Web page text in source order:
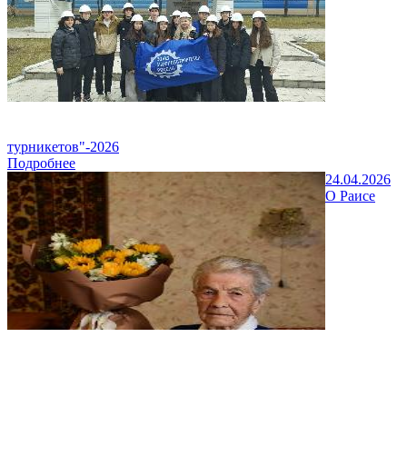
турникетов"-2026
Подробнее
24.04.2026
О Раисе